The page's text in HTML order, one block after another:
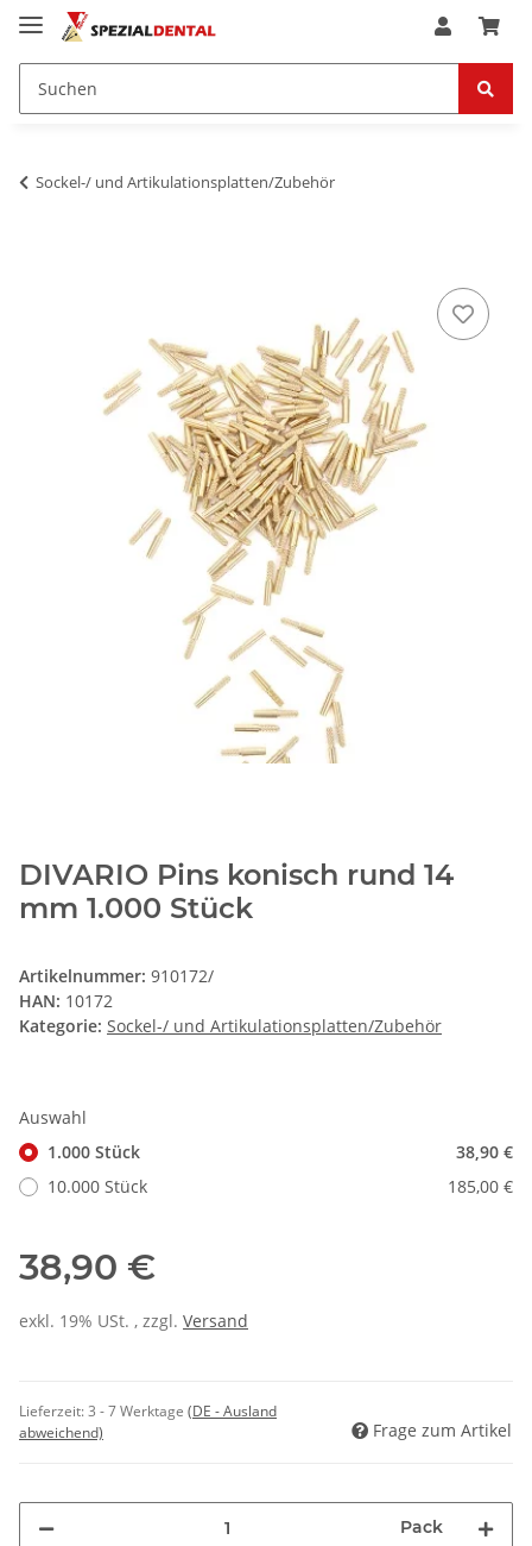
Sockel-/ und Artikulationsplatten/Zubehör
DIVARIO Pins konisch rund 14
mm 1.000 Stück
Artikelnummer: 910172/
HAN: 10172
Kategorie: Sockel-/ und Artikulationsplatten/Zubehör
Auswahl
1.000 Stück
38,90 €
10.000 Stück
185,00 €
38,90 €
exkl. 19% USt. , zzgl. Versand
Lieferzeit:3 - 7 Werktage (DE - Ausland
abweichend)
Frage zum Artikel
Pack